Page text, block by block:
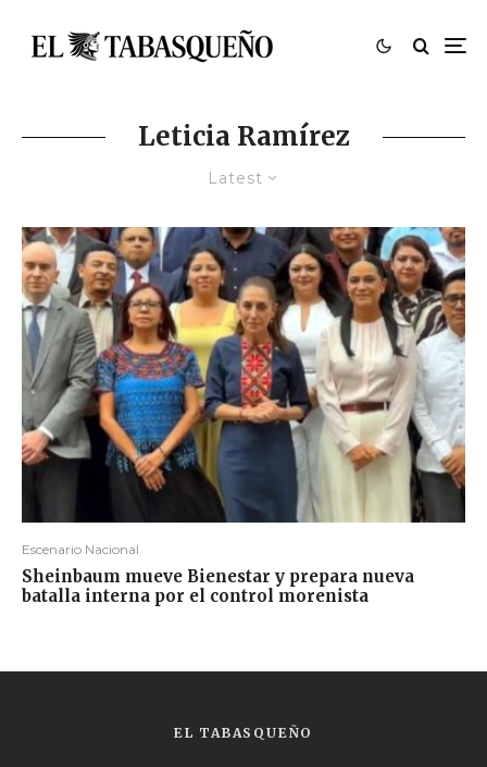
Leticia Ramírez
Latest
Escenario Nacional
Sheinbaum mueve Bienestar y prepara nueva
batalla interna por el control morenista
EL TABASQUEÑO